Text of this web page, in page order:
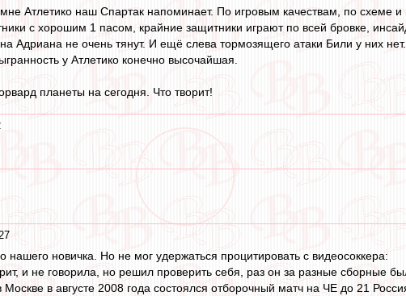
Атлетико наш Спартак напоминает. По игровым качествам, по схеме и
с хорошим 1 пасом, крайние защитники играют по всей бровке,
Адриана не очень тянут. И ещё слева тормозящего атаки Били у них
у Атлетико конечно высочайшая.
планеты на сегодня. Что творит!
нашего новичка. Но не мог удержаться процитировать с видеосоккера:
и не говорила, но решил проверить себя, раз он за разные сборные
в августе 2008 года состоялся отборочный матч на ЧЕ до 21